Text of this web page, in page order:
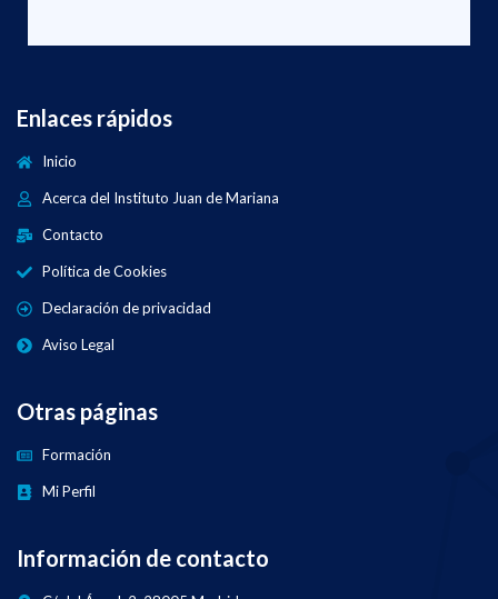
Enlaces rápidos
Inicio
Acerca del Instituto Juan de Mariana
Contacto
Política de Cookies
Declaración de privacidad
Aviso Legal
Otras páginas
Formación
Mi Perfil
Información de contacto